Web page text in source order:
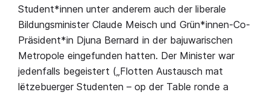
Student*innen unter anderem auch der liberale
Bildungsminister Claude Meisch und Grün*innen-Co-
Präsident*in Djuna Bernard in der bajuwarischen
Metropole eingefunden hatten. Der Minister war
jedenfalls begeistert („Flotten Austausch mat
lëtzebuerger Studenten – op der Table ronde a